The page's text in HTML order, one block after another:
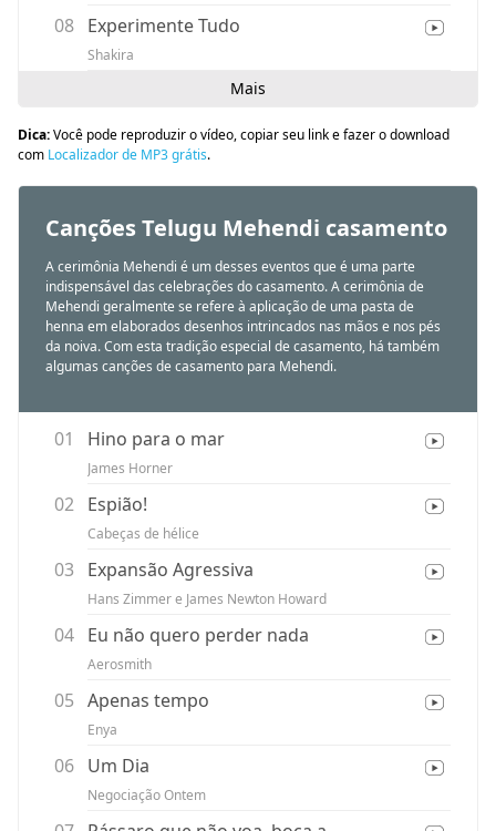
08 Experimente Tudo
Shakira
Mais
Dica:Você pode reproduzir o vídeo, copiar seu link e fazer o download
com Localizador de MP3 grátis.
Canções Telugu Mehendi casamento
A cerimônia Mehendi é um desses eventos que é uma parte
indispensável das celebrações do casamento. A cerimônia de
Mehendi geralmente se refere à aplicação de uma pasta de
henna em elaborados desenhos intrincados nas mãos e nos pés
da noiva. Com esta tradição especial de casamento, há também
algumas canções de casamento para Mehendi.
01 Hino para o mar
James Horner
02 Espião!
Cabeças de hélice
03 Expansão Agressiva
Hans Zimmer e James Newton Howard
04 Eu não quero perder nada
Aerosmith
05 Apenas tempo
Enya
06 Um Dia
Negociação Ontem